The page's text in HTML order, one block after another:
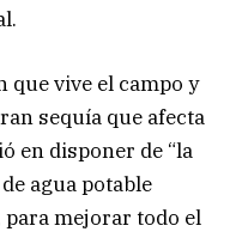
que vive el campo y
sequía que afecta
en disponer de “la
agua potable
mejorar todo el